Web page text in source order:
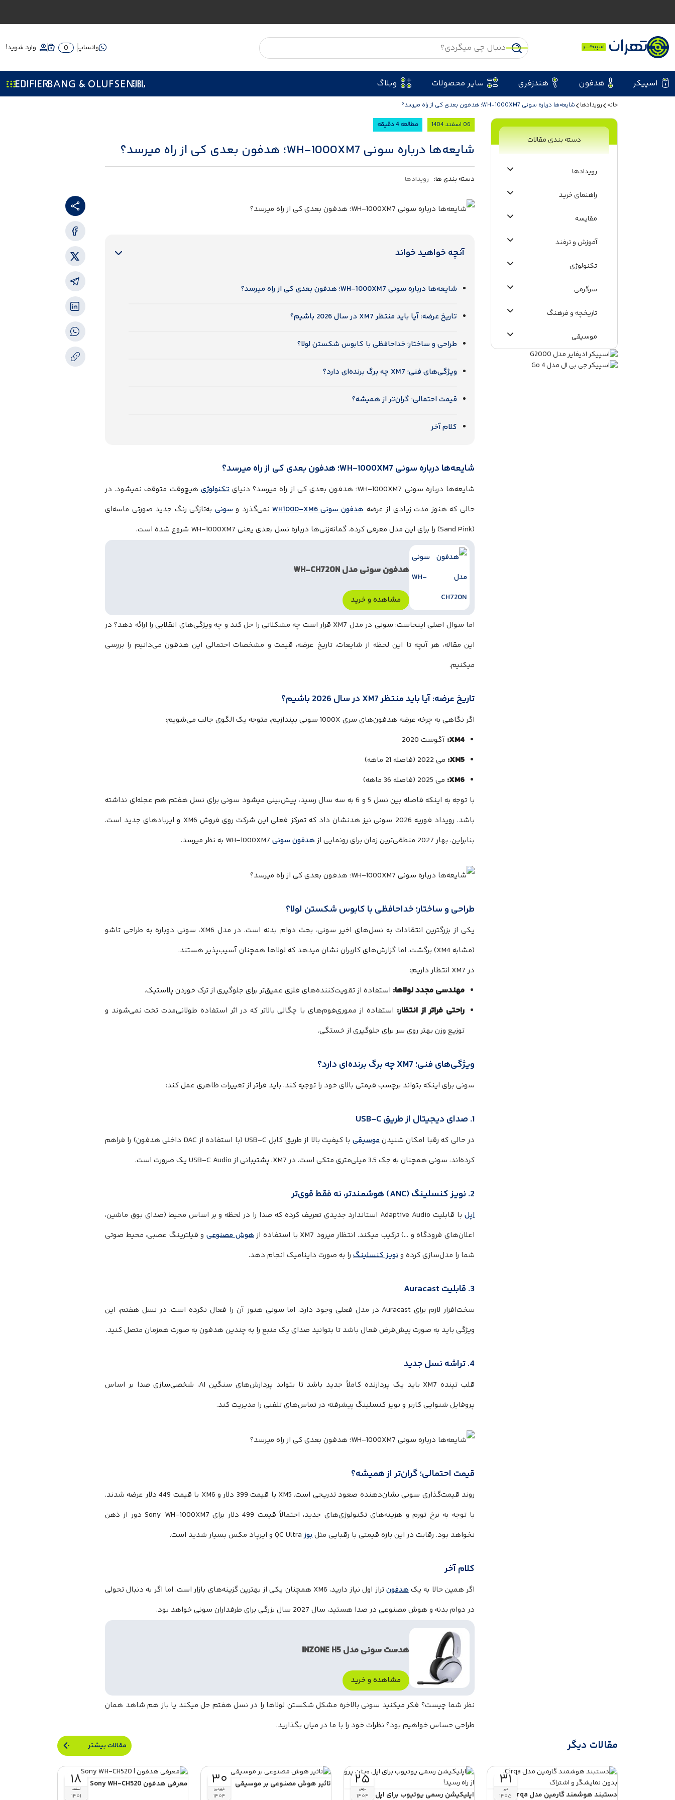
واتساپ 0 وارد شوید!
اسپیکر هدفون هندزفری سایر محصولات وبلاگ
خانه رویدادها شایعه‌ها درباره سونی WH-1000XM7؛ هدفون بعدی کی از راه میرسد؟
دسته بندی مقالات
رویدادها
راهنمای خرید
مقایسه
آموزش و ترفند
تکنولوژی
سرگرمی
تاریخچه و فرهنگ
موسیقی
اطلاعات عمومی
06 اسفند 1404 مطالعه 4 دقیقه
شایعه‌ها درباره سونی WH-1000XM7؛ هدفون بعدی کی از راه میرسد؟
دسته بندی ها: رویدادها
آنچه خواهید خواند
شایعه‌ها درباره سونی WH-1000XM7؛ هدفون بعدی کی از راه میرسد؟
تاریخ عرضه: آیا باید منتظر XM7 در سال 2026 باشیم؟
طراحی و ساختار؛ خداحافظی با کابوس شکستن لولا؟
ویژگی‌های فنی؛ XM7 چه برگ برنده‌ای دارد؟
قیمت احتمالی؛ گران‌تر از همیشه؟
کلام آخر
شایعه‌ها درباره سونی WH-1000XM7؛ هدفون بعدی کی از راه میرسد؟
شایعه‌ها درباره سونی WH-1000XM7؛ هدفون بعدی کی از راه میرسد؟ دنیای تکنولوژی هیچ‌وقت متوقف نمیشود. در
حالی که هنوز مدت زیادی از عرضههدفون سونی WH1000-XM6 نمی‌گذرد وسونی به‌تازگی رنگ جدید صورتی ماسه‌ای
(Sand Pink) را برای این مدل معرفی کرده، گمانه‌زنی‌ها درباره نسل بعدی یعنی WH-1000XM7 شروع شده است.
هدفون سونی مدل WH-CH720N
مشاهده و خرید
اما سوال اصلی اینجاست: سونی در مدل XM7 قرار است چه مشکلاتی را حل کند و چه ویژگی‌های انقلابی را ارائه دهد؟ در
این مقاله، هر آنچه تا این لحظه از شایعات، تاریخ عرضه، قیمت و مشخصات احتمالی این هدفون می‌دانیم را بررسی
میکنیم.
تاریخ عرضه: آیا باید منتظر XM7 در سال 2026 باشیم؟
اگر نگاهی به چرخه عرضه هدفون‌های سری 1000X سونی بیندازیم، متوجه یک الگوی جالب می‌شویم:
XM4: آگوست 2020
XM5: می 2022 (فاصله 21 ماهه)
XM6: می 2025 (فاصله 36 ماهه)
با توجه به اینکه فاصله بین نسل 5 و 6 به سه سال رسید، پیش‌بینی میشود سونی برای نسل هفتم هم عجله‌ای نداشته
باشد. رویداد فوریه 2026 سونی نیز هدنشان داد که تمرکز فعلی این شرکت روی فروش XM6 و ایربادهای جدید است.
بنابراین، بهار 2027 منطقی‌ترین زمان برای رونمایی از
هدفون سونی
طراحی و ساختار؛ خداحافظی با کابوس شکستن لولا؟
یکی از بزرگترین انتقادات به نسل‌های اخیر سونی، بحث دوام بدنه است. در مدل XM6، سونی دوباره به طراحی تاشو
(مشابه XM4) برگشت، اما گزارش‌های کاربران نشان میدهد که لولاها همچنان آسیب‌پذیر هستند.
در XM7 انتظار داریم:
مهندسی مجدد لولاها: استفاده از تقویت‌کننده‌های فلزی عمیق‌تر برای جلوگیری از ترک خوردن پلاستیک.
راحتی فراتر از انتظار: استفاده از مموری‌فوم‌های با چگالی بالاتر که در اثر استفاده طولانی‌مدت تخت نمی‌شوند و
توزیع وزن بهتر روی سر برای جلوگیری از خستگی.
ویژگی‌های فنی؛ XM7 چه برگ برنده‌ای دارد؟
سونی برای اینکه بتواند برچسب قیمتی بالای خود را توجیه کند، باید فراتر از تغییرات ظاهری عمل کند:
1. صدای دیجیتال از طریق USB-C
در حالی که رقبا امکان شنیدنموسیقی
با کیفیت بالا از طریق کابل USB-C (با استفاده از DAC داخلی هدفون) را فراهم
کرده‌اند، سونی همچنان به جک 3.5 میلی‌متری متکی است. در XM7، پشتیبانی از USB-C Audio یک ضرورت است.
2. نویز کنسلینگ (ANC) هوشمندتر، نه فقط قوی‌تر
اپل
با قابلیت Adaptive Audio استاندارد جدیدی تعریف کرده که صدا را در لحظه و بر اساس محیط (صدای بوق ماشین،
اعلان‌های فرودگاه و …) ترکیب میکند. انتظار میرود XM7 با استفاده از
هوش مصنوعیو فیلترینگ عصبی، محیط صوتی
شما را مدل‌سازی کرده ونویز کنسلینگ را به صورت داینامیک انجام دهد.
3. قابلیت Auracast
سخت‌افزار لازم برای Auracast در مدل فعلی وجود دارد، اما سونی هنوز آن را فعال نکرده است. در نسل هفتم، این
ویژگی باید به صورت پیش‌فرض فعال باشد تا بتوانید صدای یک منبع را به چندین هدفون به صورت همزمان متصل کنید.
4. تراشه نسل جدید
قلب تپنده XM7 باید یک پردازنده کاملاً جدید باشد تا بتواند پردازش‌های سنگین AI، شخصی‌سازی صدا بر اساس
پروفایل شنوایی کاربر و نویز کنسلینگ پیشرفته در تماس‌های تلفنی را مدیریت کند.
قیمت احتمالی؛ گران‌تر از همیشه؟
روند قیمت‌گذاری سونی نشان‌دهنده صعود تدریجی است. XM5 با قیمت 399 دلار و XM6 با قیمت 449 دلار عرضه شدند.
با توجه به نرخ تورم و هزینه‌های تکنولوژی‌های جدید، احتمالاً قیمت 499 دلار برای Sony WH-1000XM7 دور از ذهن
نخواهد بود. رقابت در این بازه قیمتی با رقبایی مثلبوزQC Ultra و ایرپاد مکس بسیار شدید است.
کلام آخر
اگر همین حالا به یکهدفون
تراز اول نیاز دارید، XM6 همچنان یکی از بهترین گزینه‌های بازار است. اما اگر به دنبال تحولی
در دوام بدنه و هوش مصنوعی در صدا هستید، سال 2027 سال بزرگی برای طرفداران سونی خواهد بود.
هدست سونی مدل INZONE H5
مشاهده و خرید
نظر شما چیست؟ فکر میکنید سونی بالاخره مشکل شکستن لولاها را در نسل هفتم حل میکند یا باز هم شاهد همان
طراحی حساس خواهیم بود؟ نظرات خود را با ما در میان بگذارید.
مقالات دیگر مقالات بیشتر
۳۱
تیر
۱۴۰۵
دستبند هوشمند گارمین مدل Cirqa،
۲۵
بهمن
۱۴۰۴
اپلیکیشن رسمی یوتیوب برای اپل ویژن
۳۰
فروردین
۱۴۰۴
تاثیر هوش مصنوعی بر موسیقی ۱۸
اسفند
۱۴۰۱
معرفی هدفون Sony WH-CH520